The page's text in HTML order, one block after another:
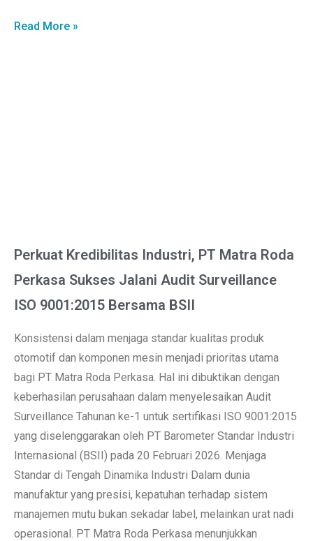
Read More »
Perkuat Kredibilitas Industri, PT Matra Roda
Perkasa Sukses Jalani Audit Surveillance
ISO 9001:2015 Bersama BSII
Konsistensi dalam menjaga standar kualitas produk
otomotif dan komponen mesin menjadi prioritas utama
bagi PT Matra Roda Perkasa. Hal ini dibuktikan dengan
keberhasilan perusahaan dalam menyelesaikan Audit
Surveillance Tahunan ke-1 untuk sertifikasi ISO 9001:2015
yang diselenggarakan oleh PT Barometer Standar Industri
Internasional (BSII) pada 20 Februari 2026. Menjaga
Standar di Tengah Dinamika Industri Dalam dunia
manufaktur yang presisi, kepatuhan terhadap sistem
manajemen mutu bukan sekadar label, melainkan urat nadi
operasional. PT Matra Roda Perkasa menunjukkan